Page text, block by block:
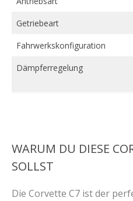
Getriebeart
Fahrwerkskonfiguration
Dämpferregelung
WARUM DU DIESE
SOLLST
Die Corvette C7 ist der